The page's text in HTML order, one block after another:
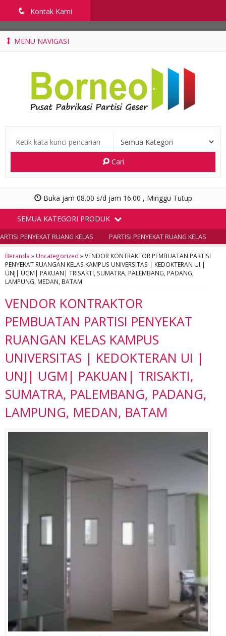
q Kontak Kami
MENU NAVIGASI
Cari
Buka jam 08.00 s/d jam 16.00 , Minggu Tutup
SEMUA KATEGORI PRODUK
PENYEKAT RUANG KELAS PARTISI PENYEKAT RUANG KELAS
Beranda » Uncategorized »VENDOR KONTRAKTOR PEMBUATAN PARTISI
PENYEKAT RUANGAN KELAS KAMPUS UNIVERSITAS | KEDOKTERAN UI |
UNJ| UGM| PAKUAN| TRISAKTI, SUMATRA, PALEMBANG, PADANG,
LAMPUNG, MEDAN, BATAM
VENDOR KONTRAKTOR
PEMBUATAN PARTISI PENYEKAT
RUANGAN KELAS KAMPUS
UNIVERSITAS | KEDOKTERAN UI |
UNJ| UGM| PAKUAN| TRISAKTI,
SUMATRA, PALEMBANG, PADANG,
LAMPUNG, MEDAN, BATAM